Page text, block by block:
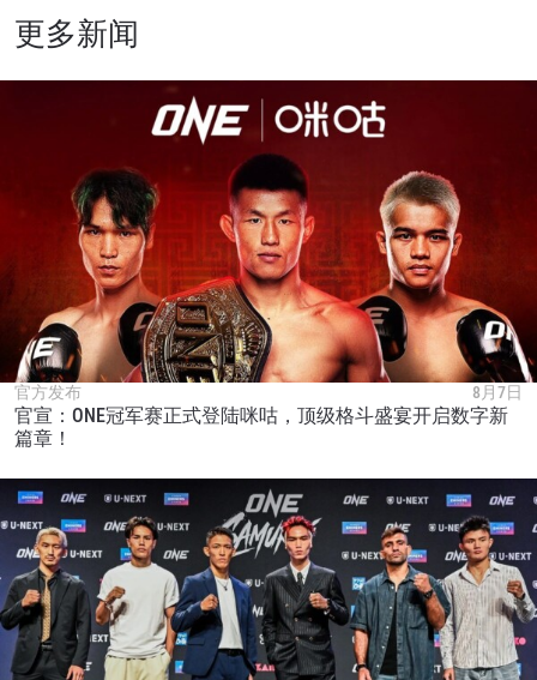
更多新闻
官方发布 8月7日
官宣：ONE冠军赛正式登陆咪咕，顶级格斗盛宴开启数字新
篇章！